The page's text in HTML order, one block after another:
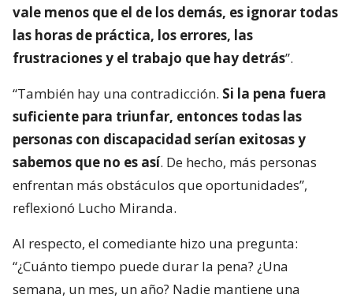
vale menos que el de los demás, es ignorar todas
las horas de práctica, los errores, las
frustraciones y el trabajo que hay detrás”.
“También hay una contradicción. Si la pena fuera
suficiente para triunfar, entonces todas las
personas con discapacidad serían exitosas y
sabemos que no es así. De hecho, más personas
enfrentan más obstáculos que oportunidades”,
reflexionó Lucho Miranda.
Al respecto, el comediante hizo una pregunta:
“¿Cuánto tiempo puede durar la pena? ¿Una
semana, un mes, un año? Nadie mantiene una